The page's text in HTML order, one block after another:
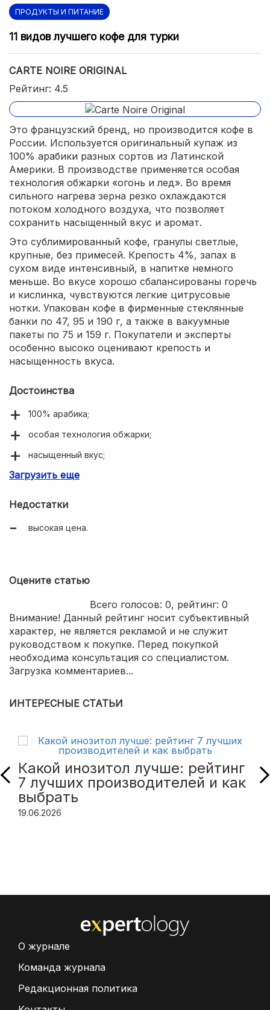
ПРОДУКТЫ И ПИТАНИЕ
11 видов лучшего кофе для турки
CARTE NOIRE ORIGINAL
Рейтинг: 4.5
Это французский бренд, но производится кофе в
России. Используется оригинальный купаж из
100% арабики разных сортов из Латинской
Америки. В производстве применяется особая
технология обжарки «огонь и лед». Во время
сильного нагрева зерна резко охлаждаются
потоком холодного воздуха, что позволяет
сохранить насыщенный вкус и аромат.
Это сублимированный кофе, гранулы светлые,
крупные, без примесей. Крепость 4%, запах в
сухом виде интенсивный, в напитке немного
меньше. Во вкусе хорошо сбалансированы горечь
и кислинка, чувствуются легкие цитрусовые
нотки. Упакован кофе в фирменные стеклянные
банки по 47, 95 и 190 г, а также в вакуумные
пакеты по 75 и 159 г. Покупатели и эксперты
особенно высоко оценивают крепость и
насыщенность вкуса.
Достоинства
100% арабика;
особая технология обжарки;
насыщенный вкус;
сильный кофейный аромат;
Загрузить еще
Недостатки
высокая цена.
Оцените статью
Всего голосов: 0, рейтинг: 0
Внимание! Данный рейтинг носит субъективный
характер, не является рекламой и не служит
руководством к покупке. Перед покупкой
необходима консультация со специалистом.
Загрузка комментариев...
ИНТЕРЕСНЫЕ СТАТЬИ
Какой инозитол лучше: рейтинг
7 лучших производителей и как
выбрать
19.06.2026
О журнале
Команда журнала
Редакционная политика